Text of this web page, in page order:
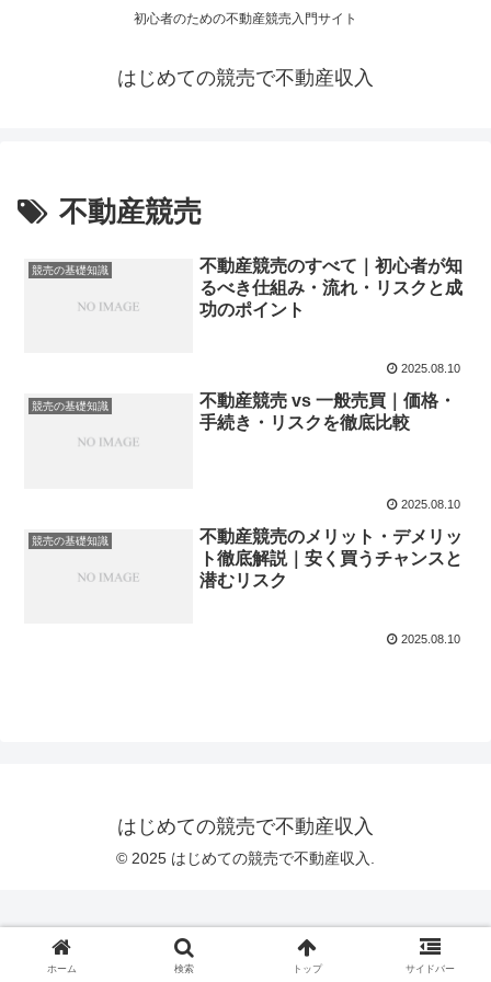
初心者のための不動産競売入門サイト
はじめての競売で不動産収入
不動産競売
競売の基礎知識
不動産競売のすべて｜初心者が知
るべき仕組み・流れ・リスクと成
功のポイント
2025.08.10
競売の基礎知識
不動産競売 vs 一般売買｜価格・
手続き・リスクを徹底比較
2025.08.10
競売の基礎知識
不動産競売のメリット・デメリッ
ト徹底解説｜安く買うチャンスと
潜むリスク
2025.08.10
はじめての競売で不動産収入
© 2025 はじめての競売で不動産収入.
ホーム 検索 トップ サイドバー